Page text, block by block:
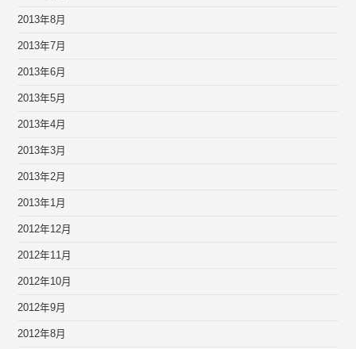
2013年8月
2013年7月
2013年6月
2013年5月
2013年4月
2013年3月
2013年2月
2013年1月
2012年12月
2012年11月
2012年10月
2012年9月
2012年8月